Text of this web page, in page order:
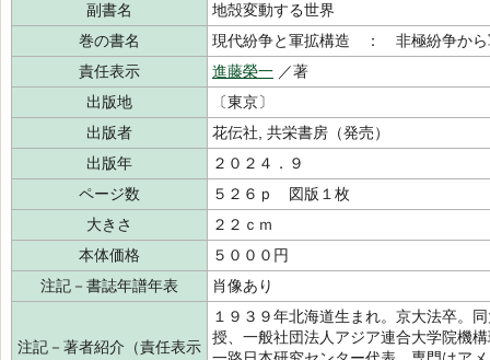
副書名
地殻変動する世界
巻の書名
現代紛争と軍拡構造 ： 非極紛争から
責任表示
進藤榮一 ／著
出版地
〔東京〕
出版者
花伝社, 共栄書房（発売）
出版年
２０２４．９
ページ数
５２６ｐ 図版１枚
大きさ
２２ｃｍ
本体価格
５０００円
注記－書誌年譜年表
肖像あり
注記－著者紹介（責任表示
１９３９年北海道生まれ。京大法卒。
授、一般社団法人アジア連合大学院機